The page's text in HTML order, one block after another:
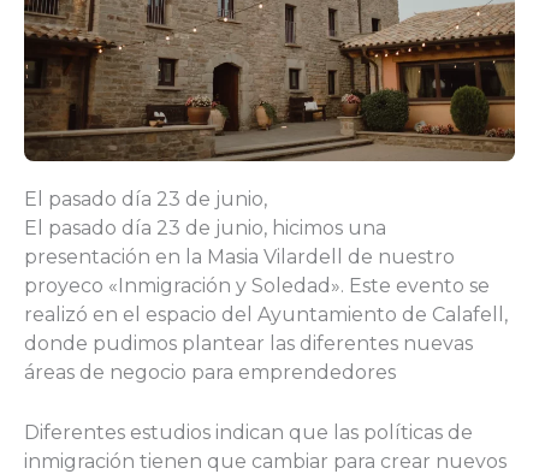
El pasado día 23 de junio,
El pasado día 23 de junio, hicimos una
presentación en la Masia Vilardell de nuestro
proyeco «Inmigración y Soledad». Este evento se
realizó en el espacio del Ayuntamiento de Calafell,
donde pudimos plantear las diferentes nuevas
áreas de negocio para emprendedores
Diferentes estudios indican que las políticas de
inmigración tienen que cambiar para crear nuevos